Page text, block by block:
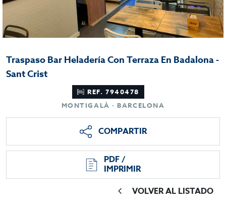
Traspaso Bar Heladería Con Terraza En Badalona -
Sant Crist
REF. 7940478
MONTIGALÀ · BARCELONA
COMPARTIR
PDF /
IMPRIMIR
VOLVER AL LISTADO